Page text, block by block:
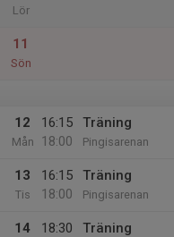
Lör
11
Sön
12
Mån
16:15
18:00
Träning
Pingisarenan
13
Tis
16:15
18:00
Träning
Pingisarenan
14
18:30
Träning